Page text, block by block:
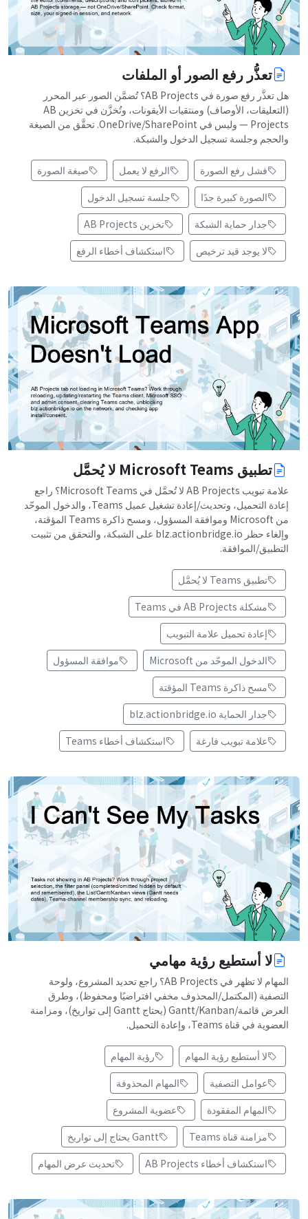
تعذُّر رفع الصور أو الملفات
هل تعذَّر رفع صورة في AB Projects؟ تُضمَّن الصور عبر المحرر
(التعليقات، الأوصاف) ومنتقيات الأيقونات، وتُخزَّن في تخزين AB
Projects — وليس في OneDrive/SharePoint. تحقَّق من الصيغة
والحجم وجلسة تسجيل الدخول والشبكة.
فشل رفع الصورة الرفع لا يعمل
صيغة الصورة
الصورة كبيرة جدًا
جلسة تسجيل الدخول
جدار حماية الشبكة
تخزين AB Projects
لا يوجد قيد ترخيص
استكشاف أخطاء الرفع
تطبيق Microsoft Teams لا يُحمَّل
علامة تبويب AB Projects لا تُحمَّل في Microsoft Teams؟ راجع
إعادة التحميل، وتحديث/إعادة تشغيل عميل Teams، والدخول الموحّد
من Microsoft وموافقة المسؤول، ومسح ذاكرة Teams المؤقتة،
وإلغاء حظر blz.actionbridge.io على الشبكة، والتحقق من تثبيت
التطبيق/الموافقة.
تطبيق Teams لا يُحمَّل
مشكلة AB Projects في Teams
إعادة تحميل علامة التبويب
الدخول الموحّد من Microsoft
موافقة المسؤول
مسح ذاكرة Teams المؤقتة
جدار الحماية blz.actionbridge.io
علامة تبويب فارغة
استكشاف أخطاء Teams
لا أستطيع رؤية مهامي
المهام لا تظهر في AB Projects؟ راجع تحديد المشروع، ولوحة
التصفية (المكتمل/المحذوف مخفي افتراضيًا ومحفوظ)، وطرق
العرض قائمة/Gantt/Kanban (يحتاج Gantt إلى تواريخ)، ومزامنة
العضوية في قناة Teams، وإعادة التحميل.
لا أستطيع رؤية المهام
رؤية المهام
عوامل التصفية
المهام المحذوفة
المهام المفقودة
عضوية المشروع
مزامنة قناة Teams
Gantt يحتاج إلى تواريخ
استكشاف أخطاء AB Projects
تحديث عرض المهام